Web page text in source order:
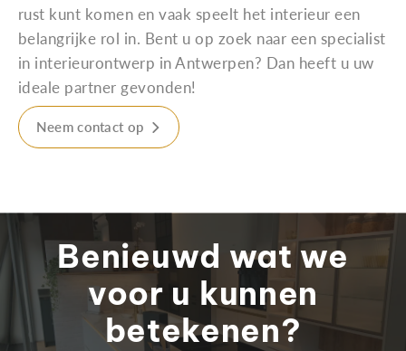
rust kunt komen en vaak speelt het interieur een
belangrijke rol in. Bent u op zoek naar een specialist
in interieurontwerp in Antwerpen? Dan heeft u uw
ideale partner gevonden!
Neem contact op
Benieuwd wat we
voor u kunnen
betekenen?